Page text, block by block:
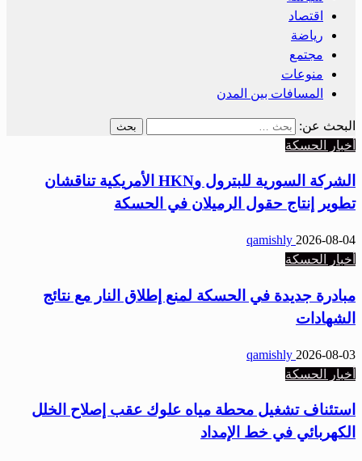
اقتصاد
رياضة
مجتمع
منوعات
المسافات بين المدن
البحث عن:
أخبار الحسكة
الشركة السورية للبترول وHKN الأمريكية تناقشان
تطوير إنتاج حقول الرميلان في الحسكة
qamishly 2026-08-04
أخبار الحسكة
مبادرة جديدة في الحسكة لمنع إطلاق النار مع نتائج
الشهادات
qamishly 2026-08-03
أخبار الحسكة
استئناف تشغيل محطة مياه علوك عقب إصلاح الخلل
الكهربائي في خط الإمداد